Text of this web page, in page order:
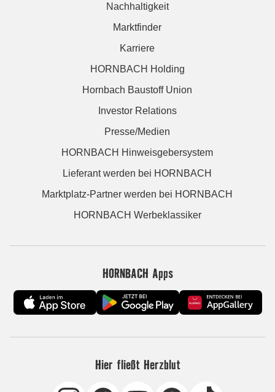
Nachhaltigkeit
Marktfinder
Karriere
HORNBACH Holding
Hornbach Baustoff Union
Investor Relations
Presse/Medien
HORNBACH Hinweisgebersystem
Lieferant werden bei HORNBACH
Marktplatz-Partner werden bei HORNBACH
HORNBACH Werbeklassiker
HORNBACH Apps
Hier fließt Herzblut